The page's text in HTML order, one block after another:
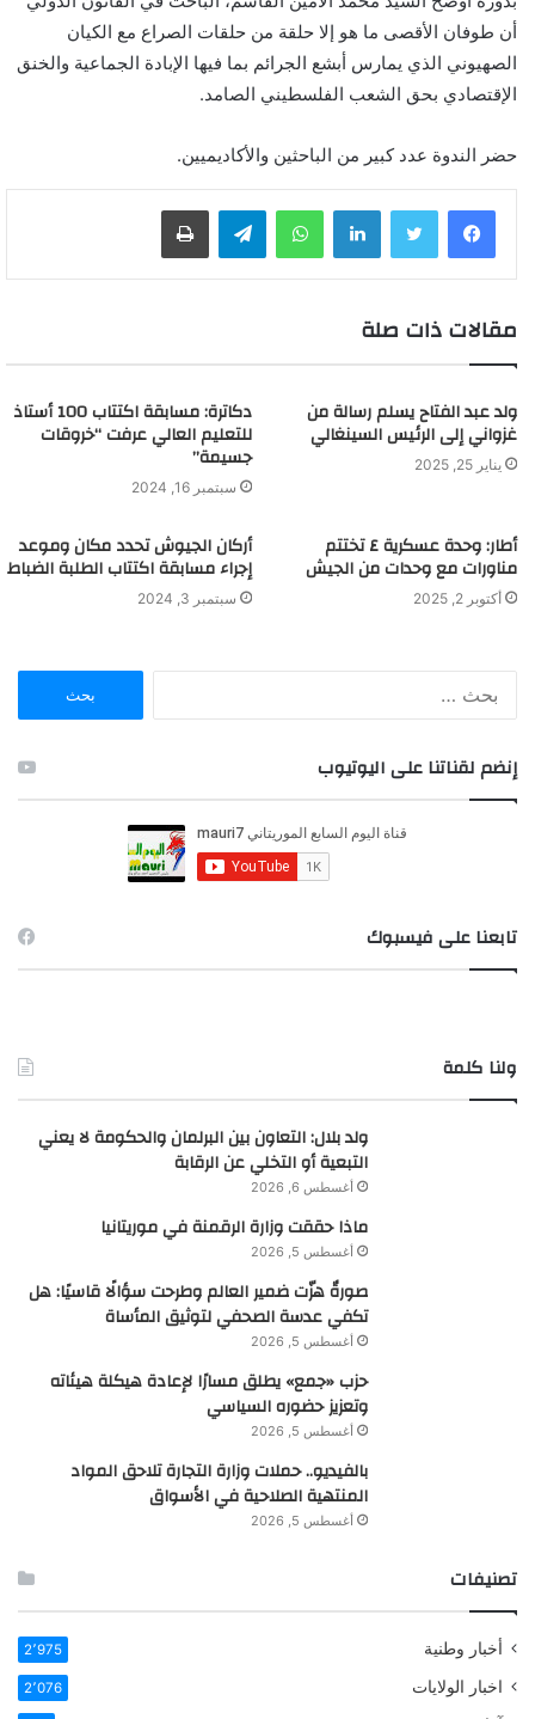
أن طوفان الأقصى ما هو إلا حلقة من حلقات الصراع مع الكيان
الصهيوني الذي يمارس أبشع الجرائم بما فيها الإبادة الجماعية والخنق
الإقتصادي بحق الشعب الفلسطيني الصامد.
حضر الندوة عدد كبير من الباحثين والأكاديميين.
لينكدإن واتساب
مقالات ذات صلة
ولد عبد الفتاح يسلم رسالة من
غزواني إلى الرئيس السينغالي
يناير 25, 2025
دكاترة: مسابقة اكتتاب 100 أستاذ
للتعليم العالي عرفت “خروقات
جسيمة”
سبتمبر 16, 2024
أطار: وحدة عسكرية ٤ تختتم
مناورات مع وحدات من الجيش
أكتوبر 2, 2025
أركان الجيوش تحدد مكان وموعد
إجراء مسابقة اكتتاب الطلبة الضباط
سبتمبر 3, 2024
ن
:
إنضم لقناتنا على اليوتيوب
تابعنا على فيسبوك
ولنا كلمة
ولد بلال: التعاون بين البرلمان والحكومة لا يعني
التبعية أو التخلي عن الرقابة
أغسطس 6, 2026
ماذا حققت وزارة الرقمنة في موريتانيا
أغسطس 5, 2026
صورةٌ هزّت ضمير العالم وطرحت سؤالًا قاسيًا: هل
تكفي عدسة الصحفي لتوثيق المأساة
أغسطس 5, 2026
حزب «جمع» يطلق مسارًا لإعادة هيكلة هيئاته
وتعزيز حضوره السياسي
أغسطس 5, 2026
بالفيديو.. حملات وزارة التجارة تلاحق المواد
المنتهية الصلاحية في الأسواق
أغسطس 5, 2026
تصنيفات
أخبار وطنية 2٬975
اخبار الولايات 2٬076